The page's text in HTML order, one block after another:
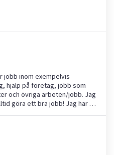
jobb inom exempelvis
hjälp på företag, jobb som
och övriga arbeten/jobb. Jag
göra ett bra jobb! Jag har en
Jag har praktiserat som
ett yngre syskon och
många gånger!